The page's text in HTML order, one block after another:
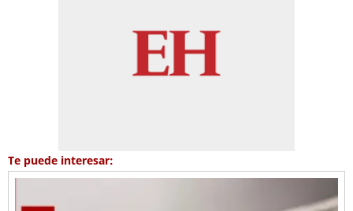
Te puede interesar: